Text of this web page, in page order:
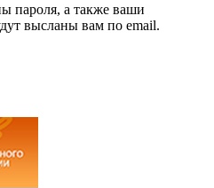
пароля, а также ваши
высланы вам по email.